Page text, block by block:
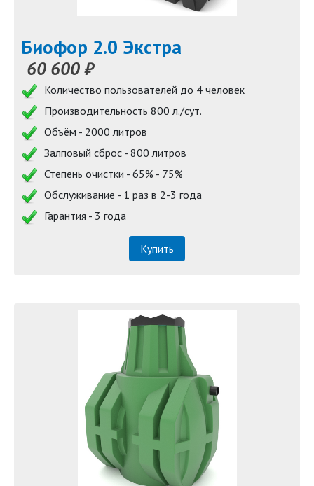
Биофор 2.0 Экстра
60 600 ₽
Количество пользователей до 4 человек
Производительность 800 л./сут.
Объём - 2000 литров
Залповый сброс - 800 литров
Степень очистки - 65% - 75%
Обслуживание - 1 раз в 2-3 года
Гарантия - 3 года
Купить